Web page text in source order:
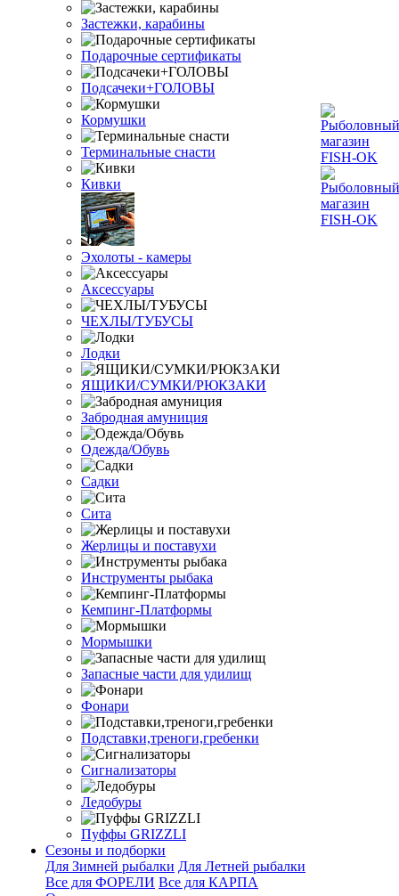
Застежки, карабины
Подарочные сертификаты
Подсачеки+ГОЛОВЫ
Кормушки
Терминальные снасти
Кивки
Эхолоты - камеры
Аксессуары
ЧЕХЛЫ/ТУБУСЫ
Лодки
ЯЩИКИ/СУМКИ/РЮКЗАКИ
Забродная амуниция
Одежда/Обувь
Садки
Сита
Жерлицы и поставухи
Инструменты рыбака
Кемпинг-Платформы
Мормышки
Запасные части для удилищ
Фонари
Подставки,треноги,гребенки
Сигнализаторы
Ледобуры
Пуффы GRIZZLI
Сезоны и подборки
Для Зимней рыбалки Для Летней рыбалки
Все для ФОРЕЛИ Все для КАРПА